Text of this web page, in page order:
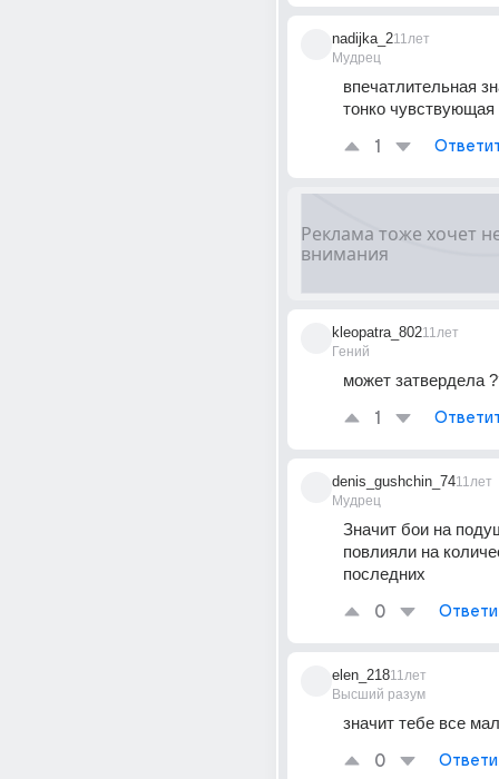
nadijka_2
Мудрец
11лет
впечатлительная
тонко чувствующая
1
kleopatra_802
Гений
11лет
может затвердела
1
denis_gushchin_74
Мудрец
11лет
Значит бои на
повлияли на
последних
0
elen_218
Высший разум
11лет
значит тебе все
0